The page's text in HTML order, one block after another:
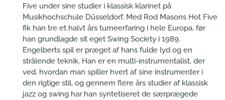
Five under sine studier i klassisk klarinet på
Musikhochschule Düsseldorf. Med Rod Masons Hot Five
fik han tre et halvt års turneerfaring i hele Europa, før
han grundlagde sit eget Swing Society i 1989.
Engelberts spil er præget af hans fulde lyd og en
strålende teknik. Han er en multi-instrumentalist, der
ved, hvordan man spiller hvert af sine instrumenter i
den rigtige stil, og gennem flere års studier af klassisk
jazz og swing har han syntetiseret de særprægede